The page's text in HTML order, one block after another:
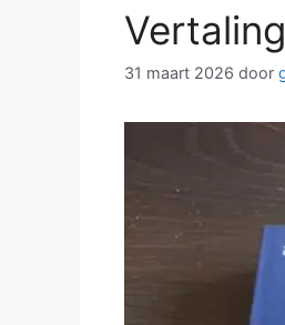
31 maart 2026 door